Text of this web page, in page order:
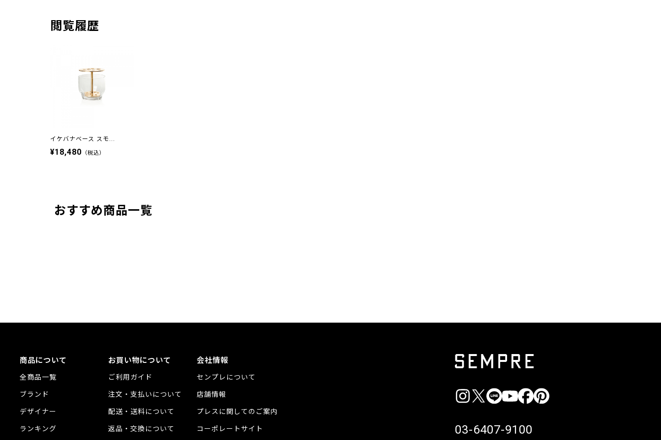
閲覧履歴
イケバナベース スモ...
¥18,480 （税込）
おすすめ商品一覧
商品について
全商品一覧
ブランド
デザイナー
ランキング
お買い物について
ご利用ガイド
注文・支払いについて
配送・送料について
返品・交換について
会社情報
センプレについて
店舗情報
プレスに関してのご案内
コーポレートサイト 03-6407-9100